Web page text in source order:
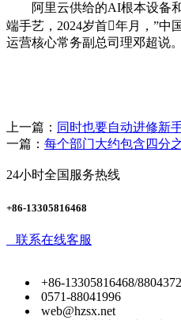
阿里云供给的AI根本设备和
端手艺，2024岁首年月，”中
运营核心常务副总司理邓超说。
上一篇： 同时也要自动进修新
一篇： 每个部门大约包含四分
24小时全国服务热线
+86-13305816468
联系在线客服
+86-13305816468/
0571-88041996
web@hzsx.net